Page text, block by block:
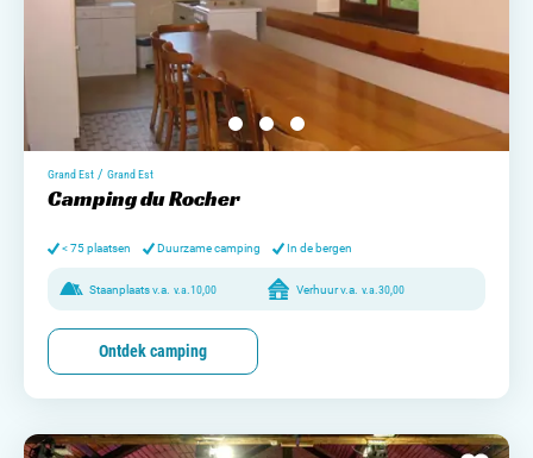
Grand Est / Grand Est
Camping du Rocher
< 75 plaatsen Duurzame camping In de bergen
Staanplaats v.a. v.a. 10,00 Verhuur v.a. v.a. 30,00
Ontdek camping